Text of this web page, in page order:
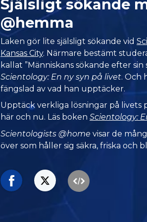
Själsligt sökande
@hemma
Laken gör lite själsligt sökande vid
Kansas City. Närmare bestämt
kallat ”Människans sökande efter sin
Scientology: En ny syn på livet. Och
fängslad av vad han upptäcker.
Upptäck verkliga lösningar på livets
här och nu. Läs bokenScientology:
Scientologists @home visar de
över som håller sig säkra, friska och